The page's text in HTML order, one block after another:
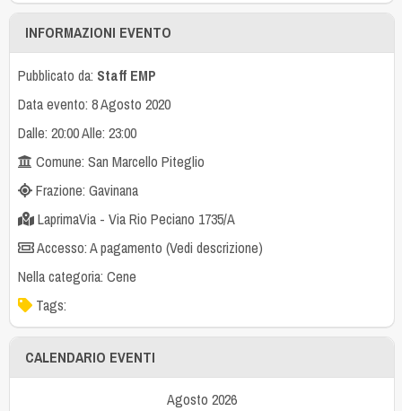
INFORMAZIONI EVENTO
Pubblicato da: Staff EMP
Data evento: 8 Agosto 2020
Dalle: 20:00 Alle: 23:00
Comune: San Marcello Piteglio
Frazione: Gavinana
LaprimaVia - Via Rio Peciano 1735/A
Accesso: A pagamento (Vedi descrizione)
Nella categoria: Cene
Tags:
CALENDARIO EVENTI
Agosto 2026